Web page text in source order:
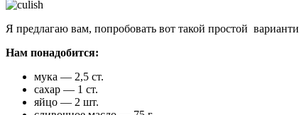
Я предлагаю вам, попробовать вот такой простой
Нам понадобится:
мука — 2,5 ст.
сахар — 1 ст.
яйцо — 2 шт.